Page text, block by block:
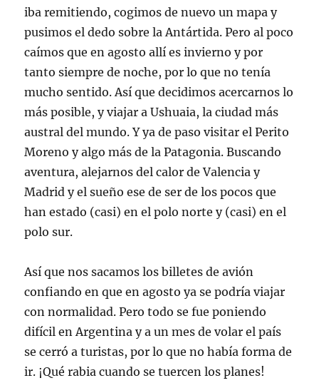
iba remitiendo, cogimos de nuevo un mapa y
pusimos el dedo sobre la Antártida. Pero al poco
caímos que en agosto allí es invierno y por
tanto siempre de noche, por lo que no tenía
mucho sentido. Así que decidimos acercarnos lo
más posible, y viajar a Ushuaia, la ciudad más
austral del mundo. Y ya de paso visitar el Perito
Moreno y algo más de la Patagonia. Buscando
aventura, alejarnos del calor de Valencia y
Madrid y el sueño ese de ser de los pocos que
han estado (casi) en el polo norte y (casi) en el
polo sur.
Así que nos sacamos los billetes de avión
confiando en que en agosto ya se podría viajar
con normalidad. Pero todo se fue poniendo
difícil en Argentina y a un mes de volar el país
se cerró a turistas, por lo que no había forma de
ir. ¡Qué rabia cuando se tuercen los planes!